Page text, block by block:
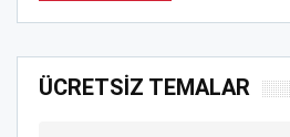
ÜCRETSİZ TEMALAR